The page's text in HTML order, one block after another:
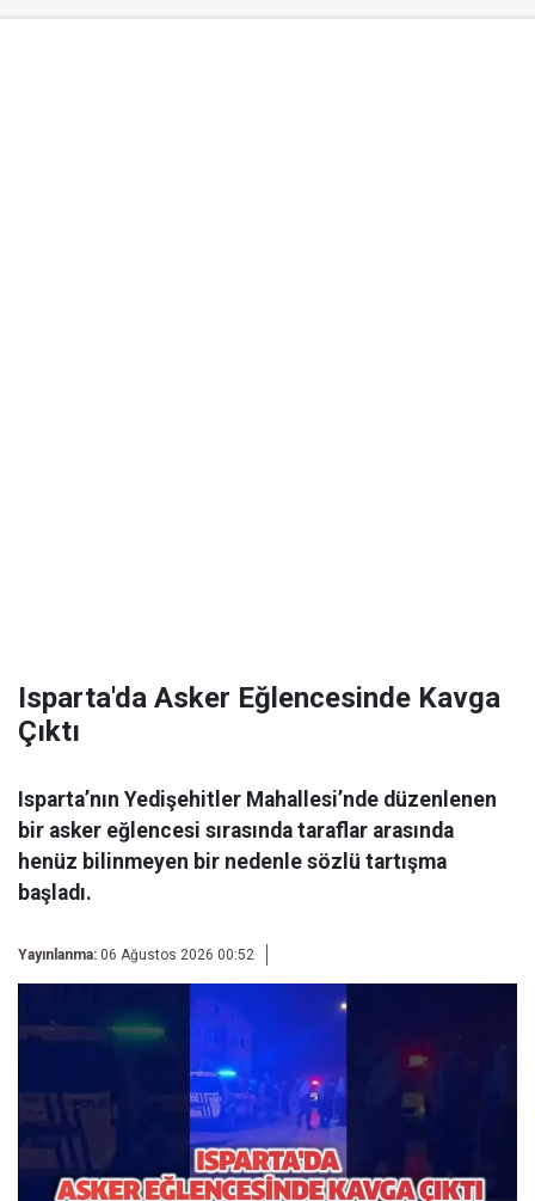
Isparta'da Asker Eğlencesinde Kavga
Çıktı
Isparta’nın Yedişehitler Mahallesi’nde düzenlenen
bir asker eğlencesi sırasında taraflar arasında
henüz bilinmeyen bir nedenle sözlü tartışma
başladı.
Yayınlanma: 06 Ağustos 2026 00:52